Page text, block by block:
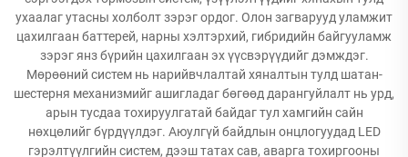
ухаалаг утасны холболт зэрэг ордог. Олон загварууд уламжит
цахилгаан баттерей, нарны хэлтэрхий, гибридийн байгууламж
зэрэг янз бүрийн цахилгаан эх үүсвэрүүдийг дэмждэг.
Мөрөөний систем нь нарийвчлалтай хяналтын тулд шатан-
шестерня механизмийг ашигладаг бөгөөд дарангуйлалт нь урд,
арын тусдаа тохируулгатай байдаг тул хамгийн сайн
нөхцөлийг бүрдүүлдэг. Аюулгүй байдлын онцлогуудад LED
гэрэлтүүлгийн систем, дээш татах сав, аварга тохиргооны